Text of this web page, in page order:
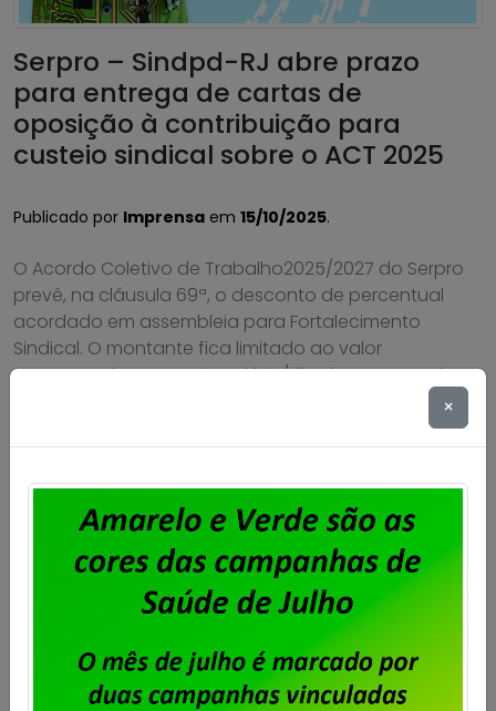
Serpro – Sindpd-RJ abre prazo
para entrega de cartas de
oposição à contribuição para
custeio sindical sobre o ACT 2025
Publicado por Imprensa em 15/10/2025.
O Acordo Coletivo de Trabalho2025/2027 do Serpro
prevê, na cláusula 69ª, o desconto de percentual
acordado em assembleia para Fortalecimento
Sindical. O montante fica limitado ao valor
correspondente a meio salário/dia do empregado.
assembleia realizada no dia 30 de janeiro de 2025
que o percentual a ser descontado […]
Saiba mais
×